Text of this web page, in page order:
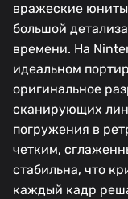
вражеские
большой
времени. На
идеальном
оригинальное
сканирующих
погружения в
четким,
стабильна, что
каждый кадр